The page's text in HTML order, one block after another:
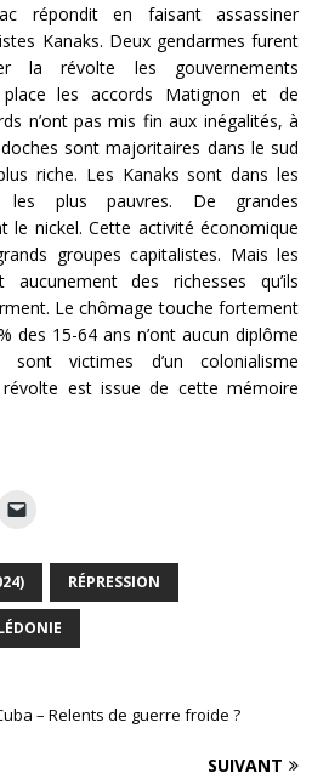
répondit en faisant assassiner
Kanaks. Deux gendarmes furent
la révolte les gouvernements
les accords Matignon et de
n’ont pas mis fin aux inégalités, à
sont majoritaires dans le sud
riche. Les Kanaks sont dans les
les plus pauvres. De grandes
le nickel. Cette activité économique
groupes capitalistes. Mais les
des richesses qu’ils
Le chômage touche fortement
des 15-64 ans n’ont aucun diplôme
sont victimes d’un colonialisme
est issue de cette mémoire
RÉPRESSION
– Relents de guerre froide ?
SUIVANT